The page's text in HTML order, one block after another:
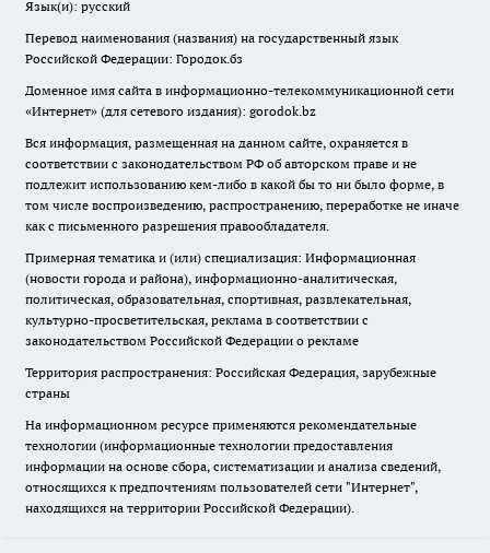
Язык(и): русский
Перевод наименования (названия) на государственный язык
Российской Федерации: Городок.бз
Доменное имя сайта в информационно-телекоммуникационной сети
«Интернет» (для сетевого издания): gorodok.bz
Вся информация, размещенная на данном сайте, охраняется в
соответствии с законодательством РФ об авторском праве и не
подлежит использованию кем-либо в какой бы то ни было форме, в
том числе воспроизведению, распространению, переработке не иначе
как с письменного разрешения правообладателя.
Примерная тематика и (или) специализация: Информационная
(новости города и района), информационно-аналитическая,
политическая, образовательная, спортивная, развлекательная,
культурно-просветительская, реклама в соответствии с
законодательством Российской Федерации о рекламе
Территория распространения: Российская Федерация, зарубежные
страны
На информационном ресурсе применяются рекомендательные
технологии (информационные технологии предоставления
информации на основе сбора, систематизации и анализа сведений,
относящихся к предпочтениям пользователей сети "Интернет",
находящихся на территории Российской Федерации).